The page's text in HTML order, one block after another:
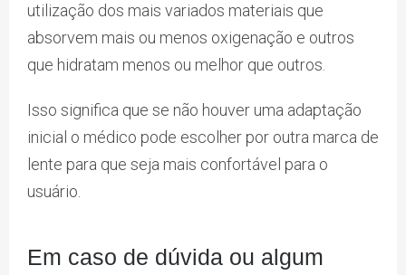
utilização dos mais variados materiais que
absorvem mais ou menos oxigenação e outros
que hidratam menos ou melhor que outros.
Isso significa que se não houver uma adaptação
inicial o médico pode escolher por outra marca de
lente para que seja mais confortável para o
usuário.
Em caso de dúvida ou algum